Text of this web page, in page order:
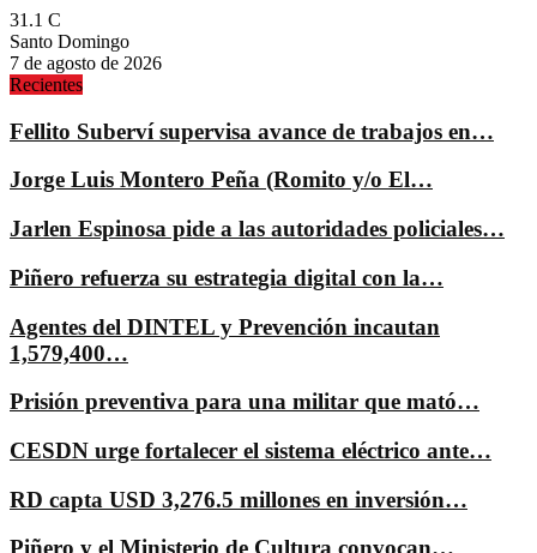
31.1 C
Santo Domingo
7 de agosto de 2026
Recientes
Fellito Suberví supervisa avance de trabajos en…
Jorge Luis Montero Peña (Romito y/o El…
Jarlen Espinosa pide a las autoridades policiales…
Piñero refuerza su estrategia digital con la…
Agentes del DINTEL y Prevención incautan
1,579,400…
Prisión preventiva para una militar que mató…
CESDN urge fortalecer el sistema eléctrico ante…
RD capta USD 3,276.5 millones en inversión…